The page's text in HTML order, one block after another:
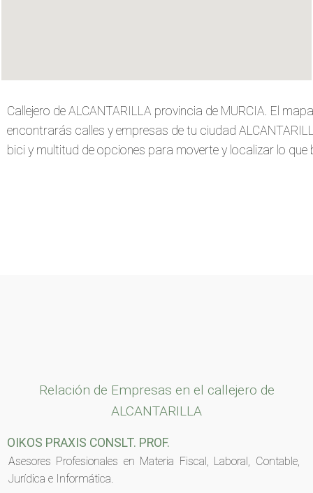
Callejero de ALCANTARILLA provincia de MURCIA. El
encontrarás calles y empresas de tu ciudad
bici y multitud de opciones para moverte y localizar lo que
Relación de Empresas en el callejero de
ALCANTARILLA
OIKOS PRAXIS CONSLT. PROF.
Asesores Profesionales en Materia Fiscal, Laboral, Contable,
Jurídica e Informática.